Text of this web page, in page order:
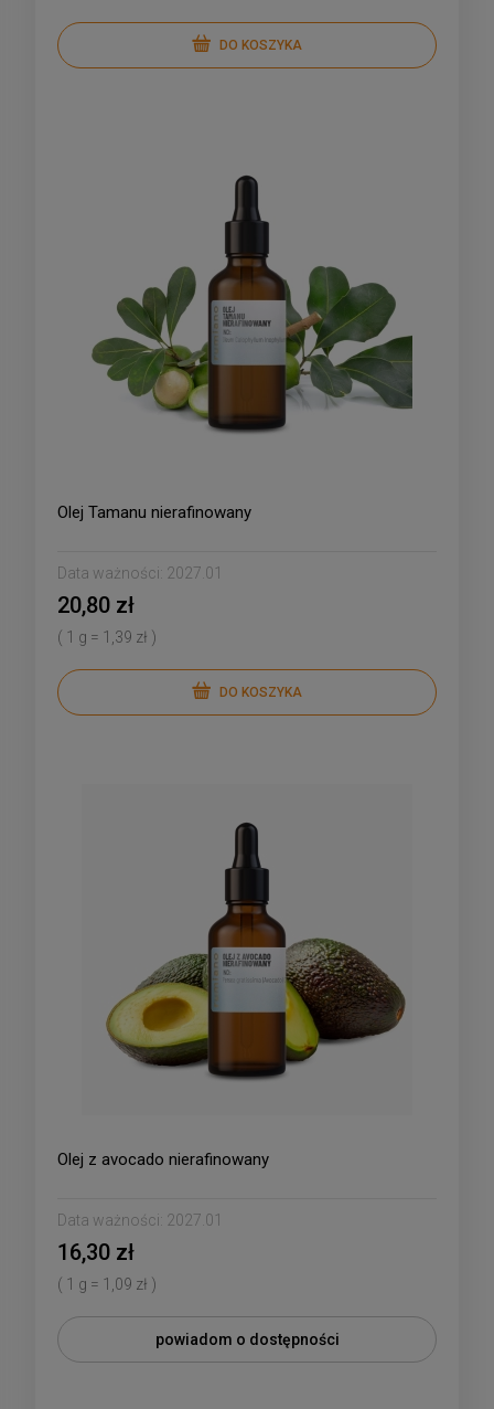
DO KOSZYKA
Olej Tamanu nierafinowany
Data ważności: 2027.01
20,80 zł
( 1 g = 1,39 zł )
DO KOSZYKA
Olej z avocado nierafinowany
Data ważności: 2027.01
16,30 zł
( 1 g = 1,09 zł )
powiadom o dostępności